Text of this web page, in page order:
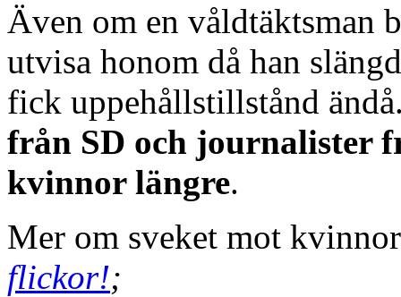
Även om en våldtäktsman
utvisa honom då han
fick uppehållstillstånd
från SD och journalister
kvinnor längre.
Mer om sveket mot
flickor!;